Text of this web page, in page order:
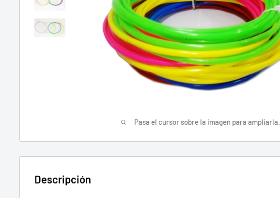
Pasa el cursor sobre la imagen para ampliarla.
Descripción